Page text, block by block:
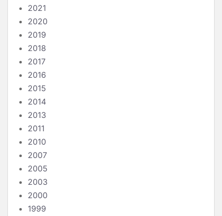
2021
2020
2019
2018
2017
2016
2015
2014
2013
2011
2010
2007
2005
2003
2000
1999